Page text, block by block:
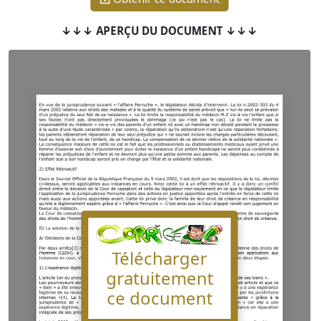
↓↓↓ APERÇU DU DOCUMENT ↓↓↓
Télécharger
gratuitement
ce document